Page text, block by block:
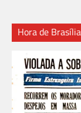
Hora de